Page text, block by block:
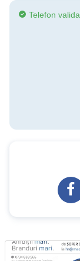
Telefon